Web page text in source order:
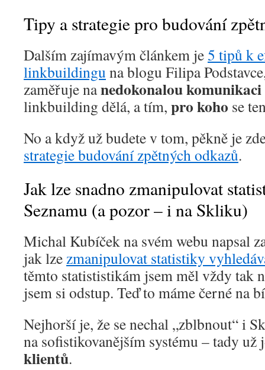
Tipy a strategie pro budování
Dalším zajímavým článkem je5 tipů k
linkbuildingu na blogu Filipa
zaměřuje nanedokonalou komunikaci
linkbuilding dělá, a tím, pro koho se
No a když už budete v tom, pěkně je
strategie budování zpětných odkazů.
Jak lze snadno zmanipulovat
Seznamu (a pozor – i na Skliku)
Michal Kubíček na svém webu napsal
jak lzezmanipulovat statistiky
těmto statististikám jsem měl vždy tak
jsem si odstup. Teď to máme černé na
Nejhorší je, že se nechal „zblbnout“ i
na sofistikovanějším systému – tady
klientů.